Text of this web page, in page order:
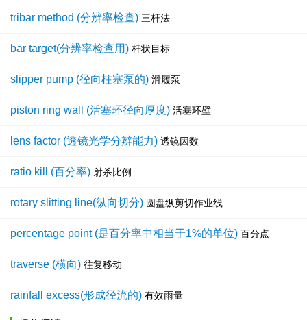
tribar method (分辨率检查) 三杆法
bar target(分辨率检查用) 杆状目标
slipper pump (径向柱塞泵的) 滑履泵
piston ring wall (活塞环径向厚度) 活塞环壁
lens factor (透镜光学分辨能力) 透镜因数
ratio kill (百分率) 射杀比例
rotary slitting line(纵向切分) 圆盘纵剪切作业线
percentage point (是百分率中相当于1%的单位) 百分点
traverse (横向) 往复移动
rainfall excess(形成径流的) 有效雨量